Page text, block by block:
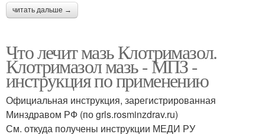
читать дальше →
Что лечит мазь Клотримазол.
Клотримазол мазь - МПЗ -
инструкция по применению
Официальная инструкция, зарегистрированная
Минздравом РФ (по grls.rosminzdrav.ru)
См. откуда получены инструкции МЕДИ РУ